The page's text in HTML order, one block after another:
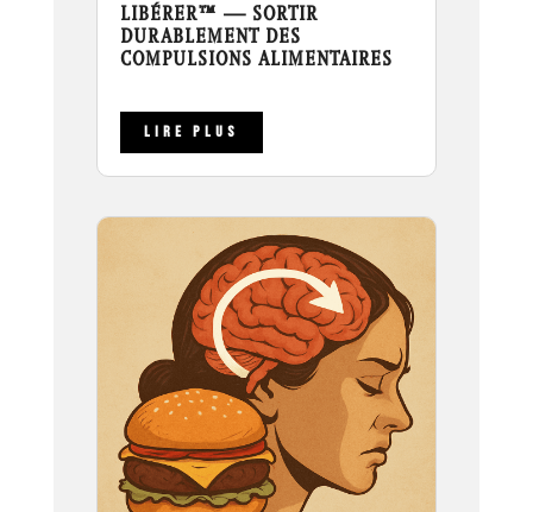
LIBÉRER™ — SORTIR
DURABLEMENT DES
COMPULSIONS ALIMENTAIRES
LIRE PLUS